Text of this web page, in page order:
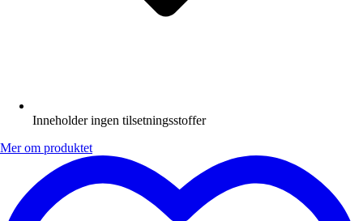
Inneholder ingen tilsetningsstoffer
Mer om produktet